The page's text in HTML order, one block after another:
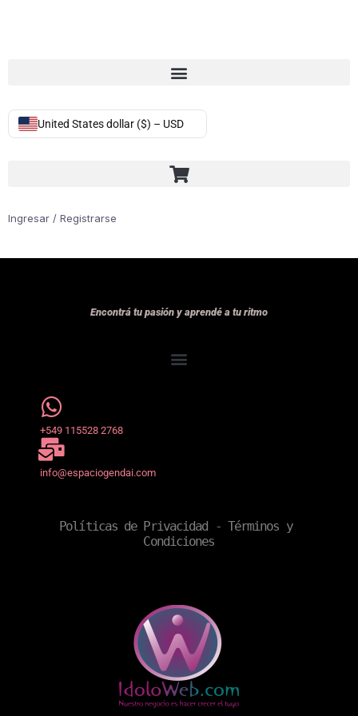
United States dollar ($) – USD
Ingresar / Registrarse
Encontrá tu pasión y aprendé a tu ritmo
+549 115528 2768
info@espaciogendai.com
Políticas de Privacidad - Términos y
Condiciones